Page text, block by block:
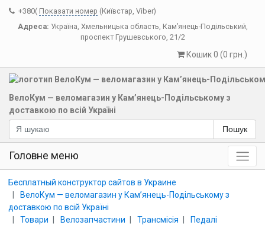
+380( Показати номер (Київстар, Viber)
Адреса: Україна, Хмельницька область, Кам’янець-Подільський,
проспект Грушевського, 21/2
Кошик 0 (0 грн.)
ВелоКум — веломагазин у Кам’янець-Подільському з
доставкою по всій Україні
Пошук
Головне меню
Бесплатный конструктор сайтов в Украине
ВелоКум — веломагазин у Кам’янець-Подільському з
доставкою по всій Україні
Товари
Велозапчастини Трансмісія
Педалі